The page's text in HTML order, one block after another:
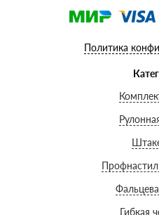
Политика
Гибкая